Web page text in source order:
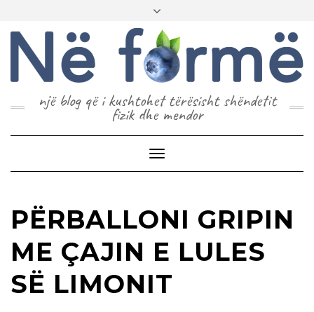
një blog që i kushtohet tërësisht shëndetit
fizik dhe mendor
Toggle
Navigation
PËRBALLONI GRIPIN
ME ÇAJIN E LULES
SË LIMONIT